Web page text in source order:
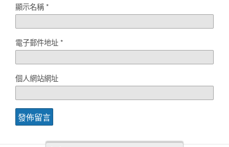
顯示名稱*
電子郵件地址*
個人網站網址